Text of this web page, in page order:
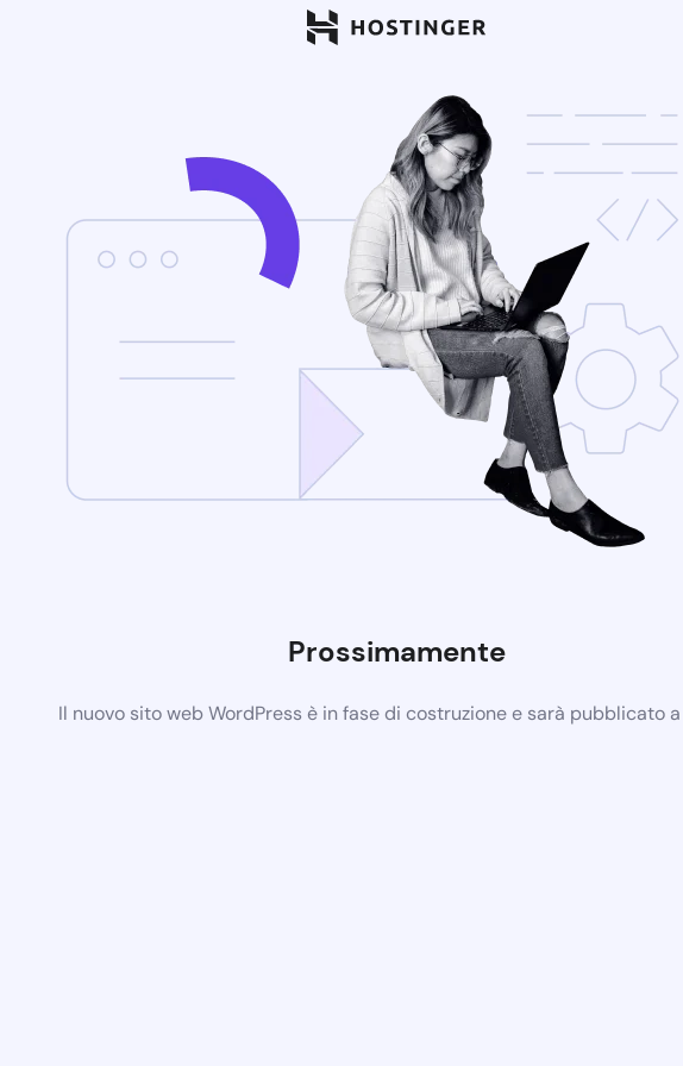
Prossimamente
Il nuovo sito web WordPress è in fase di costruzione e sarà pubblicato